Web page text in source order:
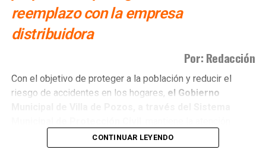
reemplazo con la empresa
distribuidora
Por: Redacción
Con el objetivo de proteger a la población y reducir el
riesgo de accidentes en los hogares, el Gobierno
reportes por fugas de ga
que registra entre tres y cuatro intervenciones diarias en
CONTINUAR LEYENDO